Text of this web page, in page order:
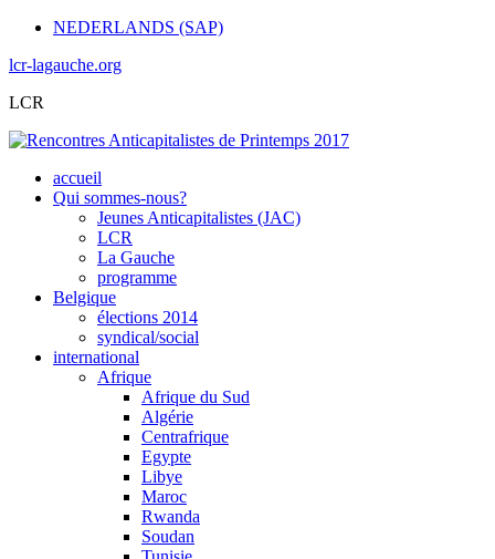
NEDERLANDS (SAP)
lcr-lagauche.org
LCR
accueil
Qui sommes-nous?
Jeunes Anticapitalistes (JAC)
LCR
La Gauche
programme
Belgique
élections 2014
syndical/social
international
Afrique
Afrique du Sud
Algérie
Centrafrique
Egypte
Libye
Maroc
Rwanda
Soudan